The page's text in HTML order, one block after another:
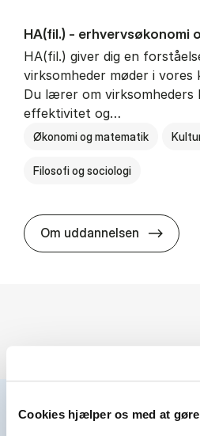
Cookies hjælper os med at
HA(fil.) - erhvervs­økonomi
HA(fil.) giver dig en
virksomheder møder i vores
Du lærer om virksomheders
effektivitet og…
Økonomi og matematik
Filosofi og sociologi
Om uddannelsen